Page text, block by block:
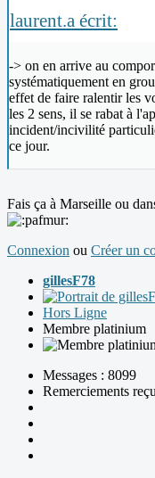
laurent.a écrit:
-> on en arrive au
systématiquement en
effet de faire ralentir les
les 2 sens, il se rabat à
incident/incivilité
ce jour.
Fais ça à Marseille ou
Connexion ou Créer un
gillesF78
Hors Ligne
Membre platinium
Messages : 8099
Remerciements